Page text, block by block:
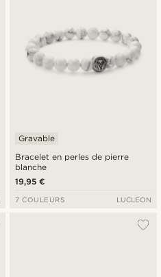
Bracelet en perles de pierre
blanche
Gravable
19,95 €
7 COULEURS LUCLEON